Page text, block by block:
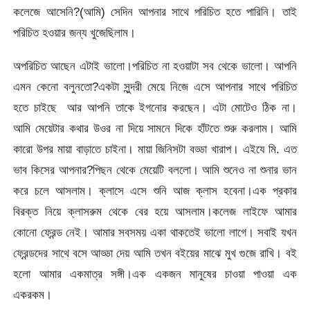
কলেজে আসেনি?(আমি) সেদিন আপনার সাথে পরিচিত হতে পারিনি। তাই
পরিচিত হওয়ার জন্য খুজেছিলাম।
অপরিচিত আছেন এটাই ভালো।পরিচিত না হওয়াটা সব থেকে ভালো। আপনি
এমন কেনো বলুনতো?একটা সুন্দরী মেয়ে নিজে এসে আপনার সাথে পরিচিত
হতে চাইছে আর আপনি তাকে ইগনোর করছেন। এটা মোটেও ঠিক না।
আমি মেয়েটার কথার উওর না দিয়ে সামনে দিকে হাঁটতে শুরু করলাম। আমি
কারো উপর মায়া বাড়াতে চাইনা। মায়া জিনিসটা বড্ডা খারাপ। এইযে মি. এত
ভাব কিসের আপনার?পিছন থেকে মেয়েটি বললো। আমি শুনেও না শুনার ভান
করে চলে আসলাম। ক্লাসে এসে শুনি আজ ক্লাস হবেনা।এক প্রকার
বিরক্ত নিয়ে ক্লাসরুম থেকে বের হয়ে আসলাম।কলেজ লাইফে আমার
কোনো ফ্রেন্ড নেই। আমার সবসময় একা থাকতেই ভালো লাগে। সবাই যখন
ফ্রেন্ডদের সাথে বসে আড্ডা দেয় আমি তখন বইয়ের মাঝে মুখ গুজে রাখি। বই
হলো আমার একমাত্র সঙ্গী।এক একজন মানুষের চাওয়া পাওয়া এক
একরকম।